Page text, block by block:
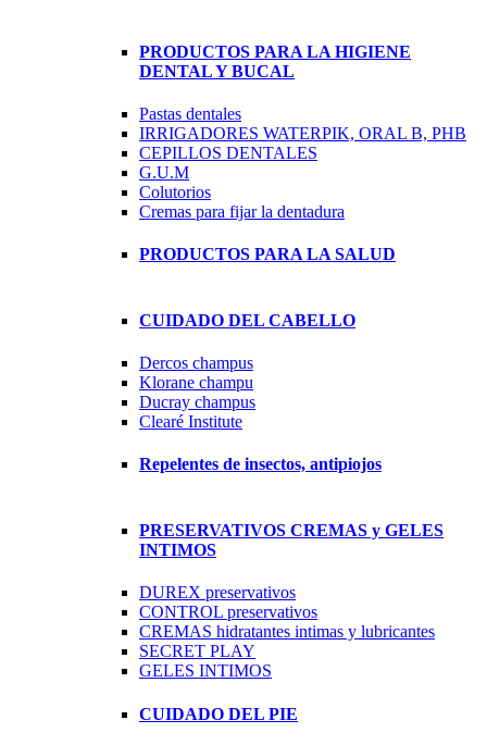
PRODUCTOS PARA LA HIGIENE
DENTAL Y BUCAL
Pastas dentales
IRRIGADORES WATERPIK, ORAL B, PHB
CEPILLOS DENTALES
G.U.M
Colutorios
Cremas para fijar la dentadura
PRODUCTOS PARA LA SALUD
CUIDADO DEL CABELLO
Dercos champus
Klorane champu
Ducray champus
Clearé Institute
Repelentes de insectos, antipiojos
PRESERVATIVOS CREMAS y GELES
INTIMOS
DUREX preservativos
CONTROL preservativos
CREMAS hidratantes intimas y lubricantes
SECRET PLAY
GELES INTIMOS
CUIDADO DEL PIE